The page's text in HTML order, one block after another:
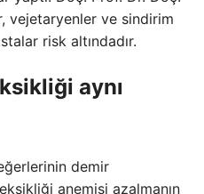
vejetaryenler ve sindirim
risk altındadır.
aynı
demir
anemisi azalmanın